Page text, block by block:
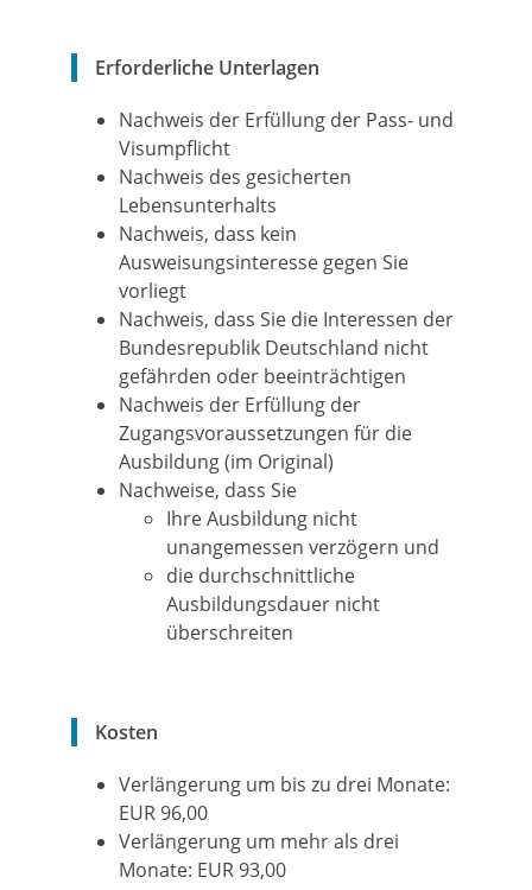
Erforderliche Unterlagen
Nachweis der Erfüllung der Pass- und
Visumpflicht
Nachweis des gesicherten
Lebensunterhalts
Nachweis, dass kein
Ausweisungsinteresse gegen Sie
vorliegt
Nachweis, dass Sie die Interessen der
Bundesrepublik Deutschland nicht
gefährden oder beeinträchtigen
Nachweis der Erfüllung der
Zugangsvoraussetzungen für die
Ausbildung (im Original)
Nachweise, dass Sie
Ihre Ausbildung nicht
unangemessen verzögern und
die durchschnittliche
Ausbildungsdauer nicht
überschreiten
Kosten
Verlängerung um bis zu drei Monate:
EUR 96,00
Verlängerung um mehr als drei
Monate: EUR 93,00